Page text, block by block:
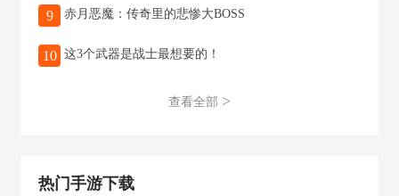
9 赤月恶魔：传奇里的悲惨大BOSS
10 这3个武器是战士最想要的！
查看全部 >
热门手游下载